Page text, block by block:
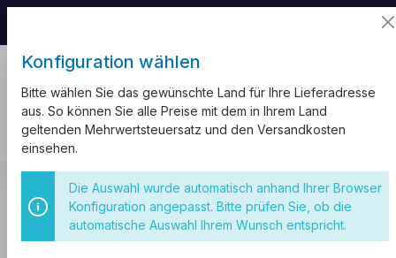
Wallbox 11/22 kW richtig verkabeln: NYY-J, H07V-K,
Querschnitt & FI Typ B
Konfiguration wählen
Bitte wählen Sie das gewünschte Land für Ihre Lieferadresse
aus. So können Sie alle Preise mit dem in Ihrem Land
geltenden Mehrwertsteuersatz und den Versandkosten
einsehen.
Die Auswahl wurde automatisch anhand Ihrer Browser
Konfiguration angepasst. Bitte prüfen Sie, ob die
automatische Auswahl Ihrem Wunsch entspricht.